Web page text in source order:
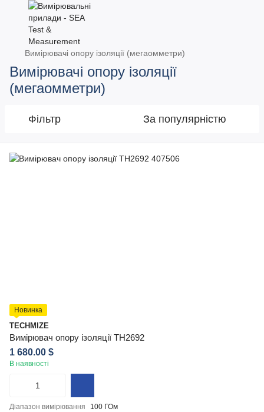
Вимірювачі опору ізоляції (мегаомметри)
Вимірювачі опору ізоляції
(мегаомметри)
Фільтр За популярністю
Новинка
TECHMIZE
Вимірювач опору ізоляції TH2692
1 680.00 $
В наявності
Діапазон вимірювання
100 ГОм